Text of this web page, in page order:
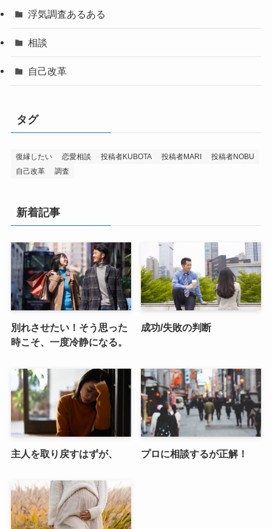
浮気調査あるある
相談
自己改革
タグ
復縁したい 恋愛相談 投稿者KUBOTA 投稿者MARI
投稿者NOBU
自己改革
調査
新着記事
別れさせたい！そう思った
時こそ、一度冷静になる。
成功/失敗の判断
主人を取り戻すはずが、 プロに相談するが正解！